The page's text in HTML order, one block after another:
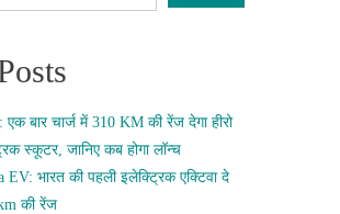
बार चार्ज में 310 KM की रेंज देगा हीरो
स्कूटर, जानिए कब होगा लॉन्च
भारत की पहली इलेक्ट्रिक एक्टिवा दे
की रेंज